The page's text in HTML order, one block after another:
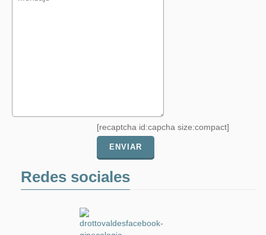
[recaptcha id:capcha size:compact]
Redes sociales